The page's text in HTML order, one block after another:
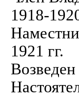
1918-
1921 гг.